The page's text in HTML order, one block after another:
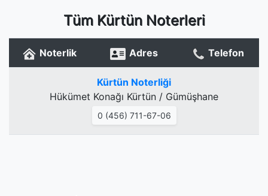
Tüm Kürtün Noterleri
Noterlik Adres Telefon
Kürtün Noterliği
Hükümet Konağı Kürtün / Gümüşhane
0 (456) 711-67-06